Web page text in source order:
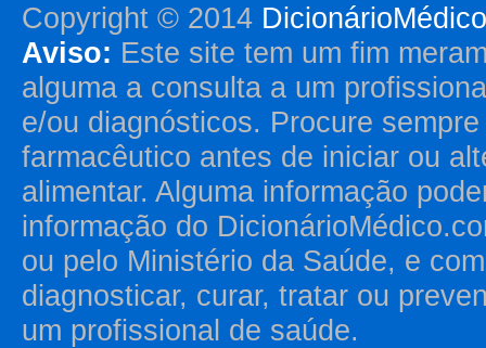
Copyright © 2014
Aviso: Este site tem um fim
alguma a consulta a um
e/ou diagnósticos. Procure
farmacêutico antes de iniciar ou
alimentar. Alguma informação
informação do
ou pelo Ministério da Saúde, e
diagnosticar, curar, tratar ou
um profissional de saúde.